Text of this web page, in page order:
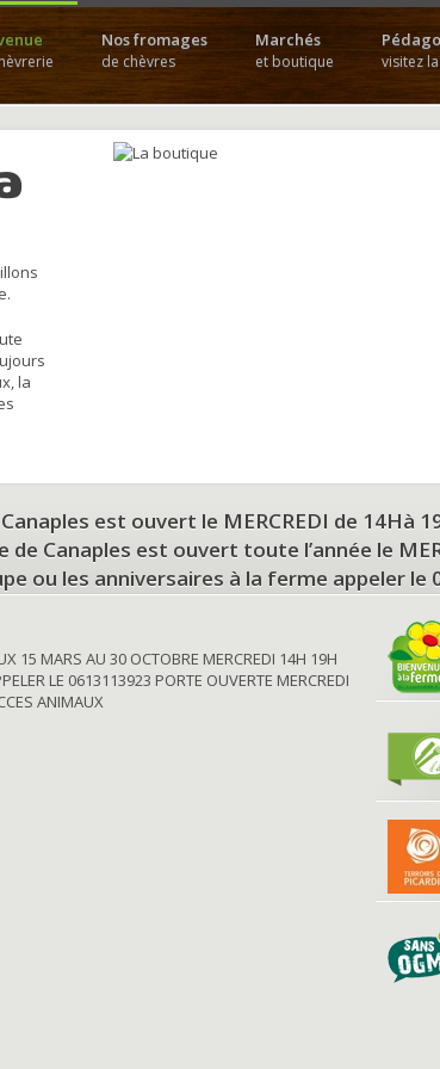
Nos fromages
de chèvres
Marchés
et boutique visitez
la
est ouvert le MERCREDI de 14Hà
de Canaples est ouvert toute l’année le
ou les anniversaires à la ferme appeler le
15 MARS AU 30 OCTOBRE MERCREDI 14H 19H
LE 0613113923 PORTE OUVERTE MERCREDI
ANIMAUX